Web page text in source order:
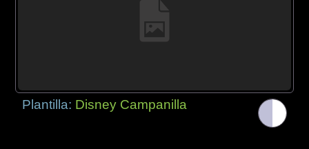
Plantilla: Disney Campanilla